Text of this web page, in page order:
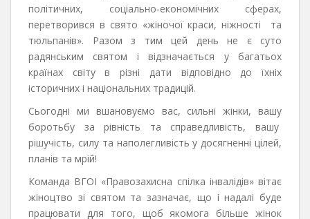
політичних, соціально-економічних сферах,
перетворився в свято «жіночої краси, ніжності та
тюльпанів». Разом з тим цей день не є суто
радянським святом і відзначається у багатьох
країнах світу в різні дати відповідно до їхніх
історичних і національних традицій.
Сьогодні ми вшановуємо вас, сильні жінки, вашу
боротьбу за рівність та справедливість, вашу
рішучість, силу та наполегливість у досягненні цілей,
планів та мрій!
Команда ВГОІ «Правозахисна спілка інвалідів» вітає
жіноцтво зі святом та зазначає, що і надалі буде
працювати для того, щоб якомога більше жінок